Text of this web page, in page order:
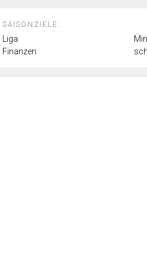
SAISONZIELE:
Liga
Finanzen